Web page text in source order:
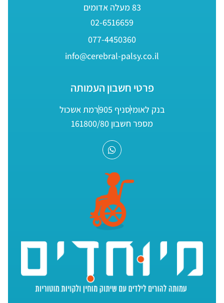
83 מעלה אדומים
02-6516659
077-4450360
info@cerebral-palsy.co.il
פרטי חשבון העמותה
בנק לאומיסניף 905
רמת אשכול
מספר חשבון 161800/80